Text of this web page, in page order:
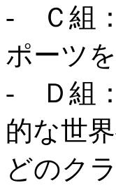
- Ｃ組
ポーツ
- Ｄ組
的な世
どのク